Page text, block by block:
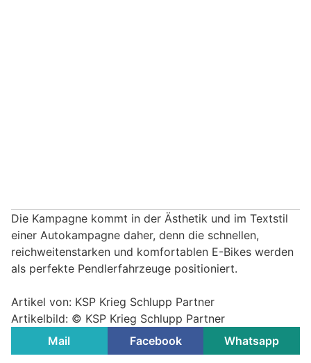
Die Kampagne kommt in der Ästhetik und im Textstil
einer Autokampagne daher, denn die schnellen,
reichweitenstarken und komfortablen E-Bikes werden
als perfekte Pendlerfahrzeuge positioniert.
Artikel von: KSP Krieg Schlupp Partner
Artikelbild: © KSP Krieg Schlupp Partner
Mail
Facebook Whatsapp